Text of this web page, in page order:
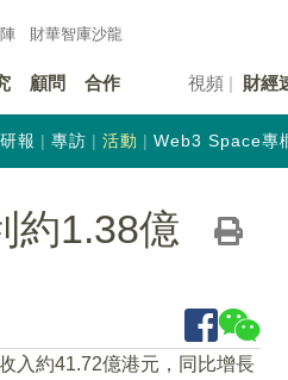
財華智庫沙龍
顧問 合作 視頻 財經
研報 專訪 活動 Web3 Space專
約1.38億
入約41.72億港元，同比增長